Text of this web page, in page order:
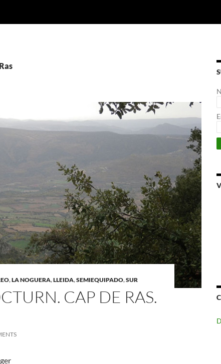
,LA NOGUERA,LLEIDA,SEMIEQUIPADO,SUR
CAP DE RAS.